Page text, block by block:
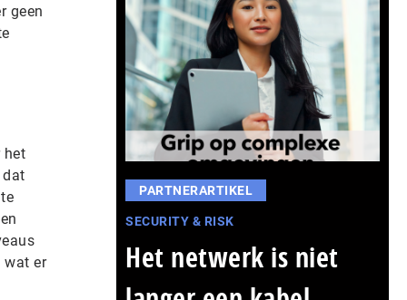
geen
het
dat
wat er
PARTNERARTIKEL
SECURITY & RISK
Het netwerk is niet